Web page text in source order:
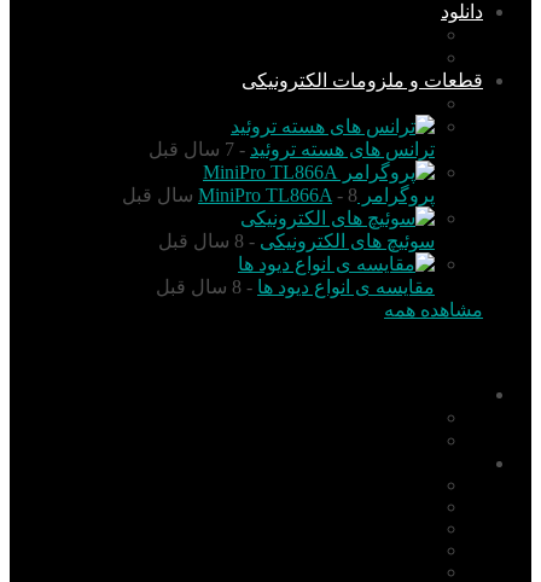
دانلود
قطعات و ملزومات الکترونیکی
ترانس های هسته تروئید - 7 سال قبل
پروگرامر MiniPro TL866A - 8 سال قبل
سوئیچ های الکترونیکی - 8 سال قبل
مقایسه ی انواع دیود ها - 8 سال قبل
مشاهده همه